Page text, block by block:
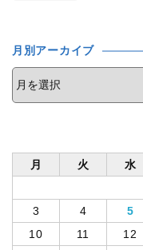
月別アーカイブ
月 火 水
3
4 5
10
11 12